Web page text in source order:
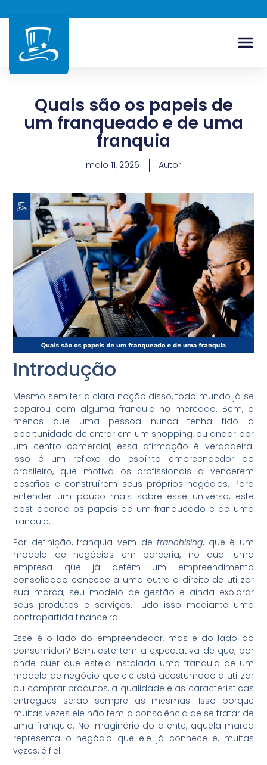
Quais são os papeis de
um franqueado e de uma
franquia
maio 11, 2026 Autor
Introdução
Mesmo sem ter a clara noção disso, todo mundo já se
deparou com alguma franquia no mercado. Bem, a
menos que uma pessoa nunca tenha tido a
oportunidade de entrar em um shopping, ou andar por
um centro comercial, essa afirmação é verdadeira.
Isso é um reflexo do espírito empreendedor do
brasileiro, que motiva os profissionais a vencerem
desafios e construírem seus próprios negócios. Para
entender um pouco mais sobre esse universo, este
post aborda os papeis de um franqueado e de uma
franquia.
Por definição, franquia vem defranchising, que é um
modelo de negócios em parceria, no qual uma
empresa que já detém um empreendimento
consolidado concede a uma outra o direito de utilizar
sua marca, seu modelo de gestão e ainda explorar
seus produtos e serviços. Tudo isso mediante uma
contrapartida financeira.
Esse é o lado do empreendedor, mas e do lado do
consumidor? Bem, este tem a expectativa de que, por
onde quer que esteja instalada uma franquia de um
modelo de negócio que ele está acostumado a utilizar
ou comprar produtos, a qualidade e as características
entregues serão sempre as mesmas. Isso porque
muitas vezes ele não tem a consciência de se tratar de
uma franquia. No imaginário do cliente, aquela marca
representa o negócio que ele já conhece e, muitas
vezes, é fiel.